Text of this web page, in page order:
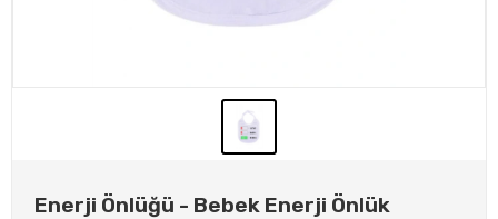
Enerji Önlüğü - Bebek Enerji Önlük